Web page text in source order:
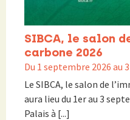
SIBCA, le salon
carbone 2026
Du 1 septembre 2026 au
Le SIBCA, le salon de
aura lieu du 1er au 3
Palais à [...]